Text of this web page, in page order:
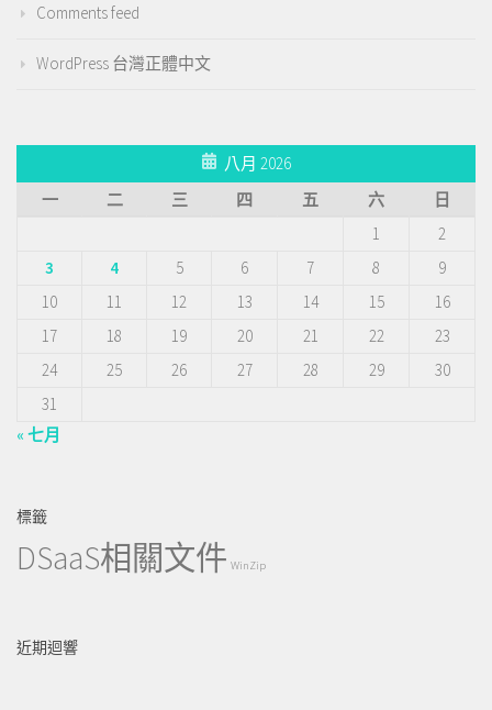
Comments feed
WordPress 台灣正體中文
八月 2026
一
二 三 四 五 六
日
1
2
3
4 5 6 7 8
9
10
11 12 13 14 15
16
17
18 19 20 21 22
23
24
25 26 27 28 29
30
31
« 七月
標籤
DSaaS相關文件 WinZip
近期迴響